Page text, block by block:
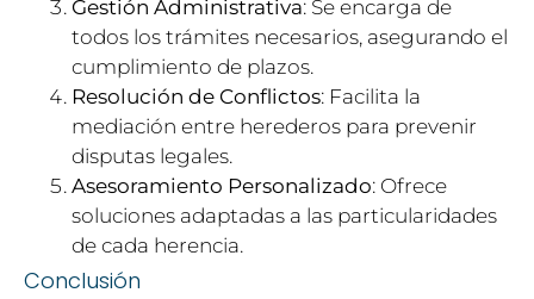
Gestión Administrativa: Se encarga de
todos los trámites necesarios, asegurando el
cumplimiento de plazos.
Resolución de Conflictos: Facilita la
mediación entre herederos para prevenir
disputas legales.
Asesoramiento Personalizado: Ofrece
soluciones adaptadas a las particularidades
de cada herencia.
Conclusión